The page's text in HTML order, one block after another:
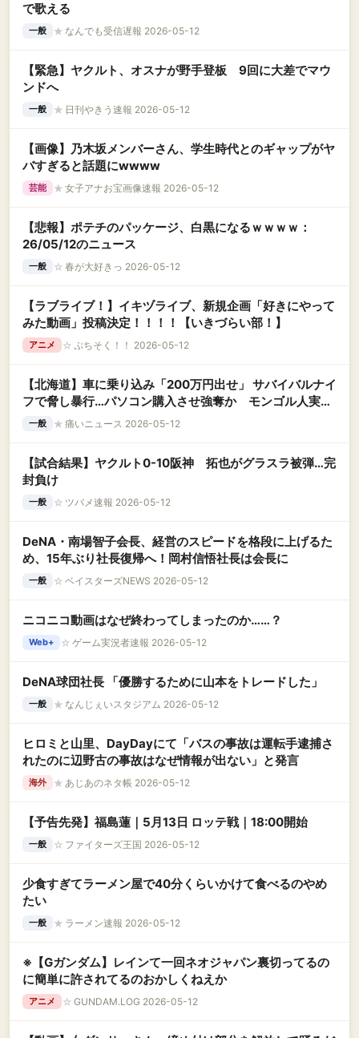
で歌える
一般 ★ なんでも受信遅報 2026-05-12
【緊急】ヤクルト、オスナが野手登板 9回に大差でマウ
ンドへ
一般 ★ 日刊やきう速報 2026-05-12
【画像】乃木坂メンバーさん、学生時代とのギャップがヤ
バすぎると話題にwwww
芸能 ★ 女子アナお宝画像速報 2026-05-12
【悲報】ポテチのパッケージ、白黒になるｗｗｗｗ：
26/05/12のニュース
一般 ☆ 春が大好きっ 2026-05-12
【ラブライブ！】イキヅライブ、新規企画「好きにやって
みた動画」投稿決定！！！！【いきづらい部！】
アニメ ☆ ぷちそく！！ 2026-05-12
【北海道】車に乗り込み「200万円出せ」 サバイバルナイ
フで脅し暴行…パソコン購入させ強奪か モンゴル人実習
生逮捕
一般 ★ 痛いニュース 2026-05-12
【試合結果】ヤクルト0-10阪神 拓也がグラスラ被弾…完
封負け
一般 ☆ ツバメ速報 2026-05-12
DeNA・南場智子会長、経営のスピードを格段に上げるた
め、15年ぶり社長復帰へ！岡村信悟社長は会長に
一般 ☆ ベイスターズNEWS 2026-05-12
ニコニコ動画はなぜ終わってしまったのか……？
Web+ ☆ ゲーム実況者速報 2026-05-12
DeNA球団社長 「優勝するために山本をトレードした」
一般 ★ なんじぇいスタジアム 2026-05-12
ヒロミと山里、DayDayにて「バスの事故は運転手逮捕さ
れたのに辺野古の事故はなぜ情報が出ない」と発言
海外 ★ あじあのネタ帳 2026-05-12
【予告先発】福島蓮｜5月13日 ロッテ戦｜18:00開始
一般 ☆ ファイターズ王国 2026-05-12
少食すぎてラーメン屋で40分くらいかけて食べるのやめ
たい
一般 ★ ラーメン速報 2026-05-12
※【Gガンダム】レインて一回ネオジャパン裏切ってるの
に簡単に許されてるのおかしくねえか
アニメ ☆ GUNDAM.LOG 2026-05-12